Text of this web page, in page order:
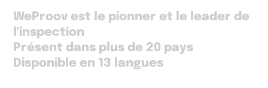
WeProov est le pionner et le leader de
l'inspection
Présent dans plus de 20 pays
Disponible en 13 langues